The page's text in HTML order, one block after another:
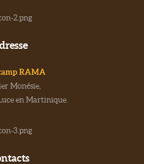
RAMA
Monésie,
en Martinique.